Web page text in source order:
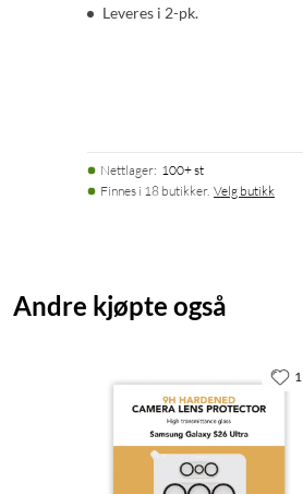
Leveres i 2-pk.
Nettlager: 100+ st
Finnes i 18 butikker. Velg butikk
Andre kjøpte også
1